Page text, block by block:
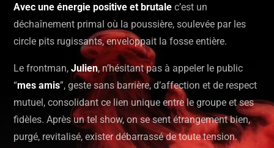
Avec une énergie positive et brutale c’est un
déchaînement primal où la poussière, soulevée par les
circle pits rugissants, enveloppait la fosse entière.
Le frontman,Julien, n’hésitant pas à appeler le public
“mes amis”, geste sans barrière, d’affection et de respect
mutuel, consolidant ce lien unique entre le groupe et ses
fidèles. Après un tel show, on se sent étrangement bien,
purgé, revitalisé, exister débarrassé de toute tension.